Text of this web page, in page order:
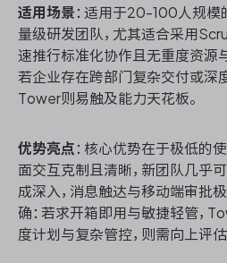
适用场景 ：适用于20-100人规模
量级研发团队，尤其适合采用
速推行标准化协作且无重度资源
若企业存在跨部门复杂交付或深
Tower则易触及能力天花板。
优势亮点 ：核心优势在于极低的
面交互克制且清晰，新团队几乎
成深入，消息触达与移动端审批
确：若求开箱即用与敏捷轻管，
度计划与复杂管控，则需向上评